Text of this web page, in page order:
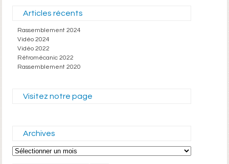
Articles récents
Rassemblement 2024
Vidéo 2024
Vidéo 2022
Rétromécanic 2022
Rassemblement 2020
Visitez notre page
Archives
Archives